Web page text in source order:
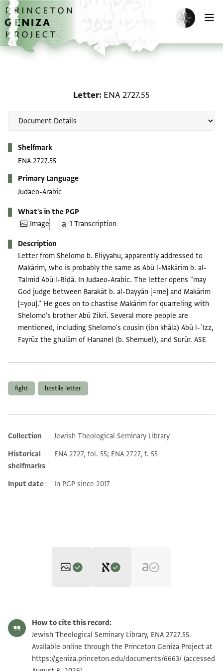
Skip to main content
home
Enable dark
Letter ENA 2727.55
Shelfmark
ENA 2727.55
Primary Language
Judaeo-Arabic
What's in the PGP
Image
1 Transcription
Description
Letter from Shelomo b. Eliyyahu, apparently addressed to
Makārim, who is probably the same as Abū l-Makārim b. al-
Talmid Abū l-Riḍā. In Judaeo-Arabic. The letter opens "may
God judge between Barakāt b. al-Dayyān [=me] and Makārim
[=you]." He goes on to chastise Makārim for quarreling with
Shelomo's brother Abū Zikrī. Several more people are
mentioned, including Shelomo's cousin (ibn khāla) Abū l-ʿIzz,
Fayrūz the ghulām of Ḥananel (b. Shemuel), and Surūr. ASE
fight hostile letter
Additional metadata
Collection
Jewish Theological Seminary Library
Historical
shelfmarks
ENA 2727, fol. 55; ENA 2727, f. 55
Input date In PGP since 2017
Alan Elbaum's digital edition (2024).
בר
ישפוט השם בין ברכאת בן אלד/י/אן ובין מכארם
לא שך אן פי קלב אלשיך אבי אלמכארם אבן אלשיך
ENA 2727.55 2 Zoom and Rotate
Image Permissions Statement
How to cite this record:
Jewish Theological Seminary Library, ENA 2727.55.
Available online through the Princeton Geniza Project at
https://geniza.princeton.edu/documents/6663/ (accessed